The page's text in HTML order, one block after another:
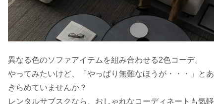
異なる色のソファアイテムを組み合わせる2色コーデ。
やってみたいけど、「やっぱり無難なほうが・・・」とあ
きらめていませんか？
レンタルサブスクなら、おしゃれなコーディネートも気軽